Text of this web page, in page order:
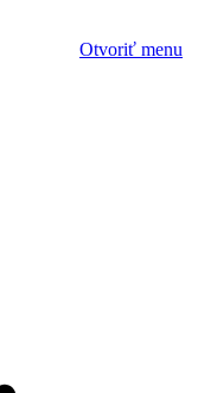
Otvoriť menu